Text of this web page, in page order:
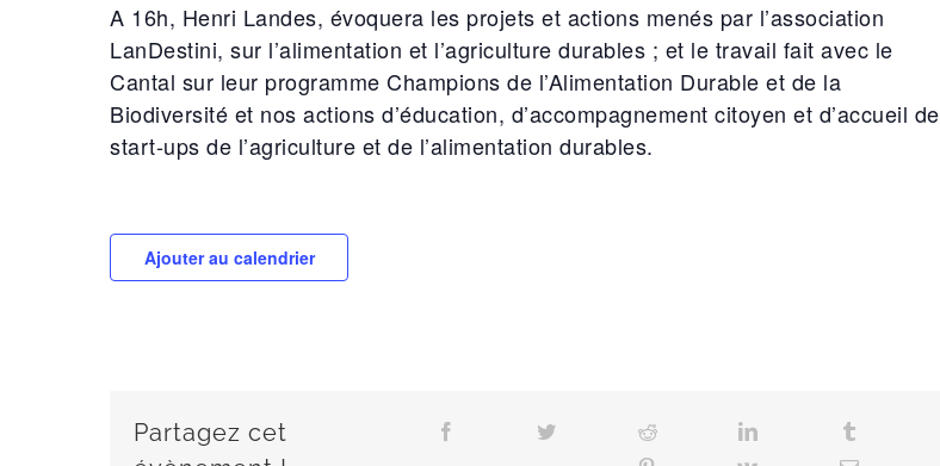
A 16h, Henri Landes, évoquera les projets et actions menés par l’association
LanDestini, sur l’alimentation et l’agriculture durables ; et le travail fait avec le
Cantal sur leur programme Champions de l’Alimentation Durable et de la
Biodiversité et nos actions d’éducation, d’accompagnement citoyen et d’accueil de
start-ups de l’agriculture et de l’alimentation durables.
Ajouter au calendrier
Partagez cet
Facebook Twitter Reddit LinkedIn